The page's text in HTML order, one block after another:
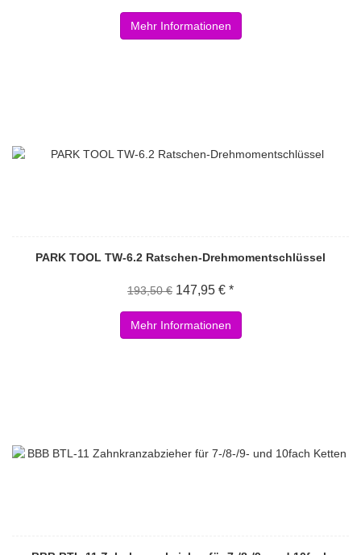
Mehr Informationen
PARK TOOL TW-6.2 Ratschen-Drehmomentschlüssel
193,50 € 147,95 € *
Mehr Informationen